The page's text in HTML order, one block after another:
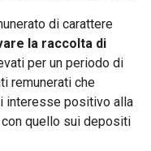
di carattere
la raccolta di
per un periodo di
remunerati che
interesse positivo alla
quello sui depositi